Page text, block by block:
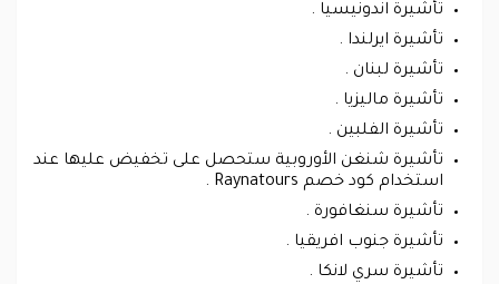
تأشيرة اندونيسيا .
تأشيرة ايرلندا .
تأشيرة لبنان .
تأشيرة ماليزيا .
تأشيرة الفلبين .
تأشيرة شنغن الأوروبية ستحصل على تخفيض عليها عند
استخدام كود خصم Raynatours .
تأشيرة سنغافورة .
تأشيرة جنوب افريقيا .
تأشيرة سري لانكا .